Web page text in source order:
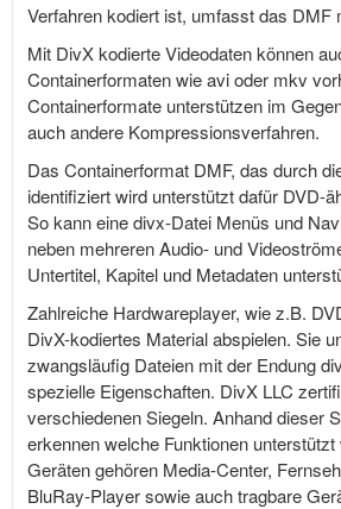
Verfahren kodiert ist, umfasst das DMF
Mit DivX kodierte Videodaten können
Containerformaten wie avi oder mkv
Containerformate unterstützen im
auch andere Kompressionsverfahren.
Das Containerformat DMF, das durch
identifiziert wird unterstützt dafür DVD-
So kann eine divx-Datei Menüs und
neben mehreren Audio- und
Untertitel, Kapitel und Metadaten
Zahlreiche Hardwareplayer, wie z.B.
DivX-kodiertes Material abspielen. Sie
zwangsläufig Dateien mit der Endung
spezielle Eigenschaften. DivX LLC
verschiedenen Siegeln. Anhand dieser
erkennen welche Funktionen
Geräten gehören Media-Center,
BluRay-Player sowie auch tragbare